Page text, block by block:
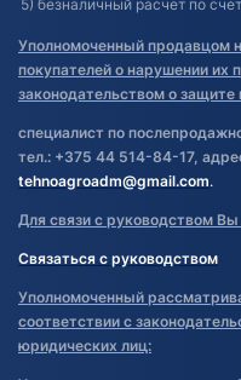
5) безналичный расчет по
Уполномоченный продавцом
покупателей о нарушении их
законодательством о защите
специалист по
тел.: +375 44 514-84-17,
tehnoagroadm@gmail.com.
Для связи с руководством
Связаться с руководством
Уполномоченный
соответствии с
юридических лиц: